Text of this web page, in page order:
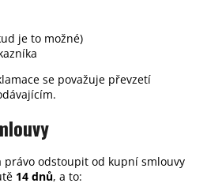
je to možné)
se považuje převzetí
odstoupit od kupní smlouvy
14 dnů, a to: